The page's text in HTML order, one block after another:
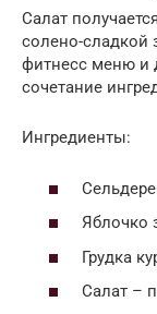
Салат
солено-сладкой
фитнесс меню и
сочетание
Ингредиенты:
Яблочко
Грудка
Салат –